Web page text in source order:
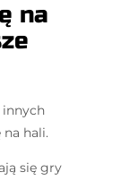
na
innych
hali.
się gry